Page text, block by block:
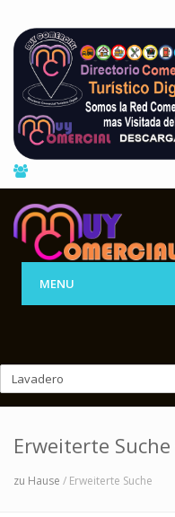
MENU
Erweiterte Suche
zu Hause / Erweiterte Suche